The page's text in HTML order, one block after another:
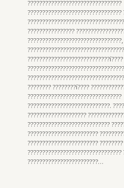
????????????????????????????????
????????????????
????????????????????????????í????
???????? ????????í????
????????????????????????????????
????????????????????????????.
????????????????????
????????????????????????????
????????????????????????
???????????????????????? ????????
????????????????????????????????
????????????????????????…